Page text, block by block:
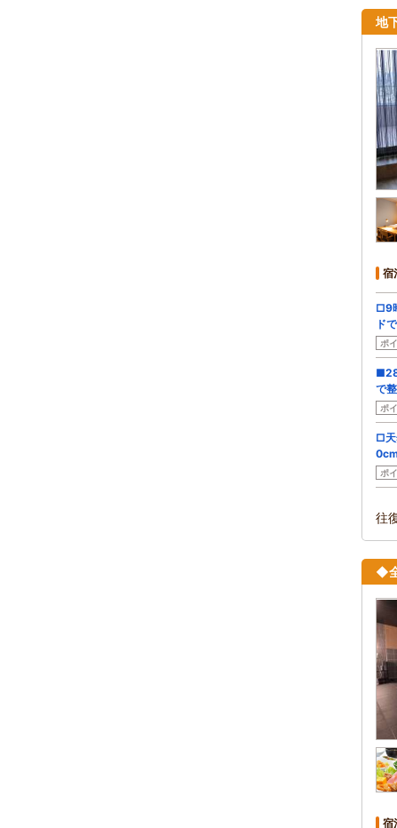
地
宿
□9
ド
ポ
で
ポ
□天
ポ
往
◆
宿